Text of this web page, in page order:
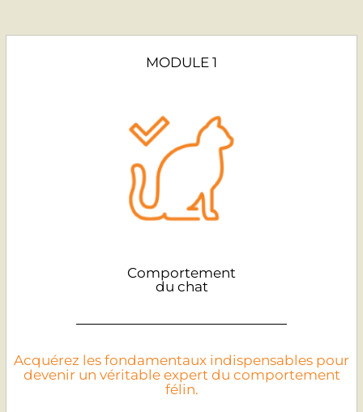
MODULE 1
Comportement
du chat
Acquérez les fondamentaux indispensables pour
devenir un véritable expert du comportement
félin.